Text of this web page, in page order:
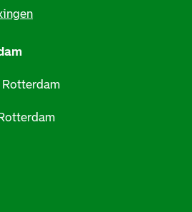
Rotterdam